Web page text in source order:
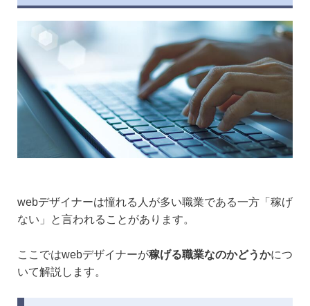
webデザイナーは憧れる人が多い職業である一方「稼げ
ない」と言われることがあります。
ここではwebデザイナーが稼げる職業なのかどうかにつ
いて解説します。